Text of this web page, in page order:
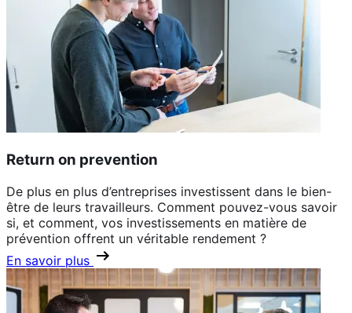
Return on prevention
De plus en plus d’entreprises investissent dans le bien-
être de leurs travailleurs. Comment pouvez-vous savoir
si, et comment, vos investissements en matière de
prévention offrent un véritable rendement ?
En savoir plus